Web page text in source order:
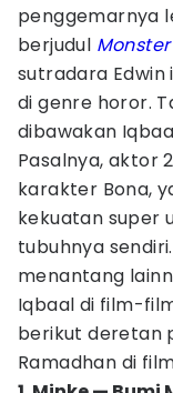
penggemarnya
berjudul
sutradara Edwin
di genre horor.
dibawakan
Pasalnya, aktor
karakter Bona,
kekuatan super
tubuhnya
menantang
Iqbaal di film-
berikut deretan
Ramadhan di